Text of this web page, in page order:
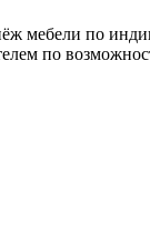
мебели по
по